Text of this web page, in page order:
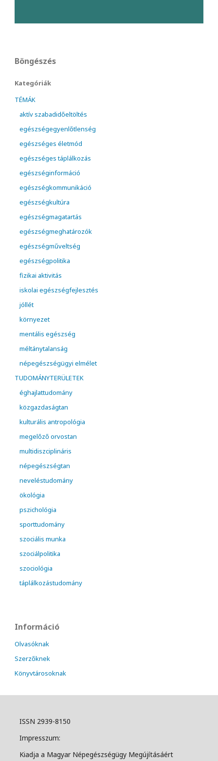
Böngészés
Kategóriák
TÉMÁK
aktív szabadidőeltöltés
egészségegyenlőtlenség
egészséges életmód
egészséges táplálkozás
egészséginformáció
egészségkommunikáció
egészségkultúra
egészségmagatartás
egészségmeghatározók
egészségműveltség
egészségpolitika
fizikai aktivitás
iskolai egészségfejlesztés
jóllét
környezet
mentális egészség
méltánytalanság
népegészségügyi elmélet
TUDOMÁNYTERÜLETEK
éghajlattudomány
közgazdaságtan
kulturális antropológia
megelőző orvostan
multidiszciplináris
népegészségtan
neveléstudomány
ökológia
pszichológia
sporttudomány
szociális munka
szociálpolitika
szociológia
táplálkozástudomány
Információ
Olvasóknak
Szerzőknek
Könyvtárosoknak
ISSN 2939-8150
Impresszum:
Kiadja a Magyar Népegészségügy Megújításáért